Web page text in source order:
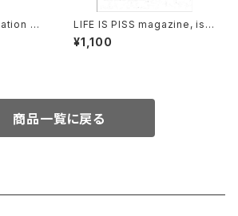
Sh
LIFE IS PISS magazine, iss
ue#02
¥1,100
商品一覧に戻る